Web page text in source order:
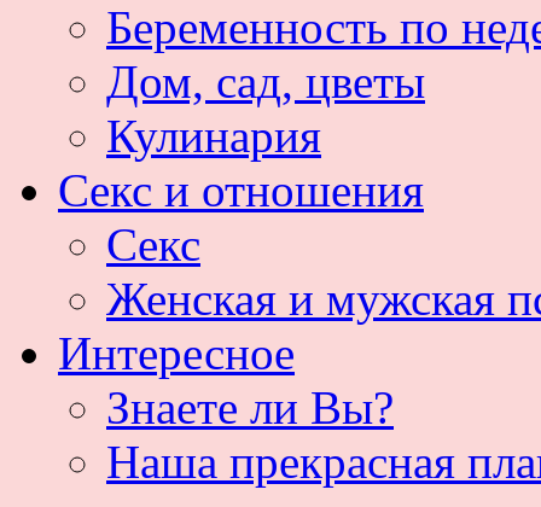
Беременность по
Дом, сад, цветы
Кулинария
Секс и отношения
Секс
Женская и мужская
Интересное
Знаете ли Вы?
Наша прекрасная